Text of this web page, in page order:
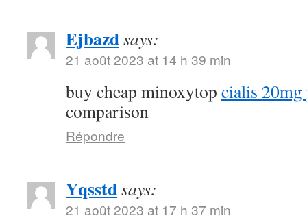
Ejbazdsays:
21 août 2023 at 14 h 39 min
buy cheap minoxytop cialis
comparison
Répondre
Yqsstdsays:
21 août 2023 at 17 h 37 min